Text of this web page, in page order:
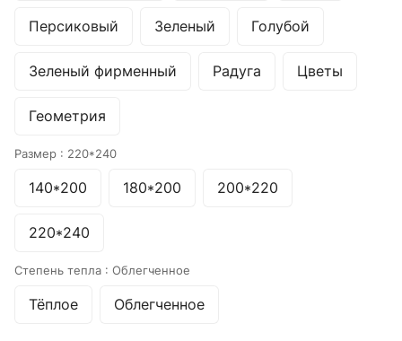
Персиковый Зеленый Голубой
Зеленый фирменный Радуга Цветы
Геометрия
Размер : 220*240
140*200 180*200 200*220
220*240
Степень тепла : Облегченное
Тёплое Облегченное